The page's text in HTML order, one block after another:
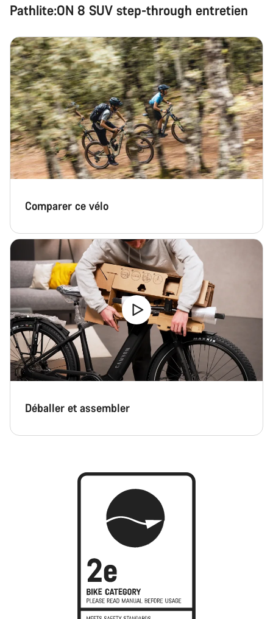
Pathlite:ON 8 SUV step-through entretien
Comparer ce vélo
Déballer et assembler
Nos experts du service client vous attendent pour
Démarrer le Chat
Fermer